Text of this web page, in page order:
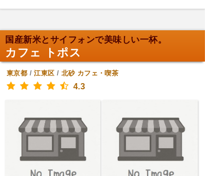
国産新米とサイフォンで美味しい一杯。
カフェ トポス
東京都 /江東区 / 北砂 カフェ・喫茶
4.3